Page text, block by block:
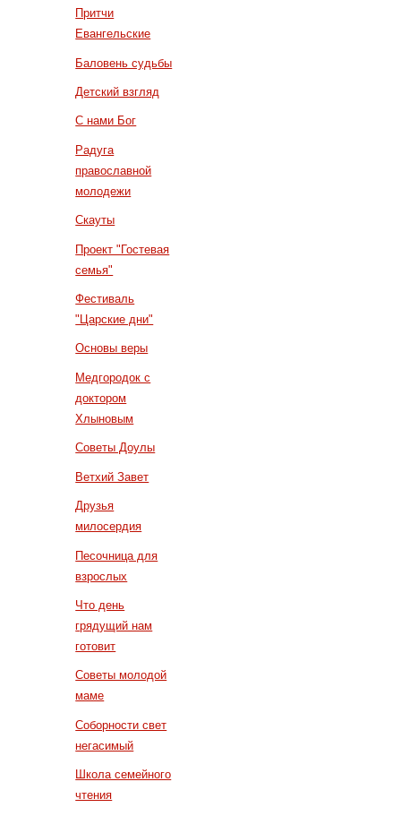
Притчи
Евангельские
Баловень судьбы
Детский взгляд
С нами Бог
Радуга
православной
молодежи
Скауты
Проект "Гостевая
семья"
Фестиваль
"Царские дни"
Основы веры
Медгородок с
доктором
Хлыновым
Советы Доулы
Ветхий Завет
Друзья
милосердия
Песочница для
взрослых
Что день
грядущий нам
готовит
Советы молодой
маме
Соборности свет
негасимый
Школа семейного
чтения